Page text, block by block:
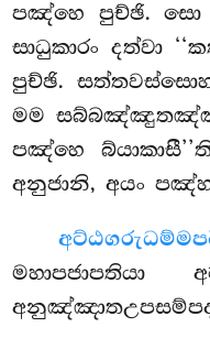
පඤ්හෙ පුච්ඡි. සො
සාධුකාරං දත්වා
පුච්ඡි.
මම
පඤ්හෙ
අනුජානි, අයං
මහාපජාපතියා